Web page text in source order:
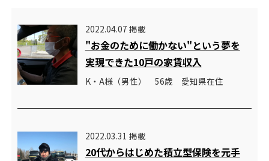
2022.04.07 掲載
"お金のために働かない"という夢を
実現できた10戸の家賃収入
K・A様（男性） 56歳 愛知県在住
2022.03.31 掲載
20代からはじめた積立型保険を元手